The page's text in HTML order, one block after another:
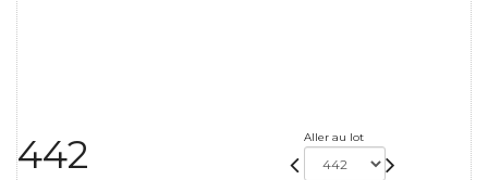
442 Aller au lot